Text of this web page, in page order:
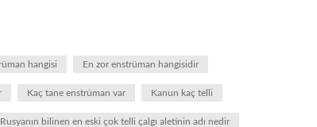
hangisi En zor enstrüman hangisidir
Kaç tane enstrüman var Kanun kaç telli
Rusyanın bilinen en eski çok telli çalgı aletinin adı nedir